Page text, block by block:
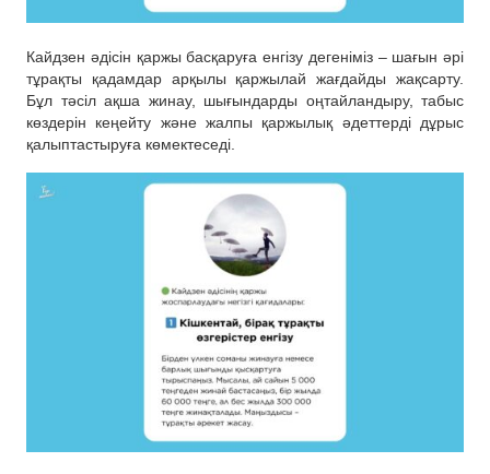
Кайдзен әдісін қаржы басқаруға енгізу дегеніміз – шағын әрі
тұрақты қадамдар арқылы қаржылай жағдайды жақсарту.
Бұл тәсіл ақша жинау, шығындарды оңтайландыру, табыс
көздерін кеңейту және жалпы қаржылық әдеттерді дұрыс
қалыптастыруға көмектеседі.